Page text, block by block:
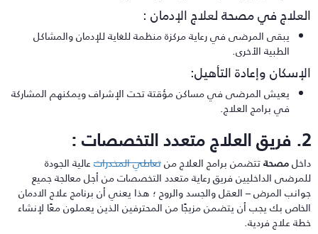
في مصحة لعلاج الإدمان :
يبقى المرضى في رعاية مركزة منظمة للغاية للإدمان والمشاكل
الطبية الأخرى.
وإعادة التأهيل:
يعيش المرضى في مساكن مؤقتة تحت الإشراف ويمكنهم المشاركة
في برامج العلاج.
مصحةتتضمن برامج العلاج منتعاطي المخدراتعالية الجودة
الداخليين فريق رعاية متعدد التخصصات من أجل معالجة جميع
المرض – العقل والجسد والروح ؛ هذا يعني أن برنامج علاج الادمان
بك يجب أن يتضمن مزيجًا من المحترفين الذين يعملون معًا لإنشاء
علاج فردية.